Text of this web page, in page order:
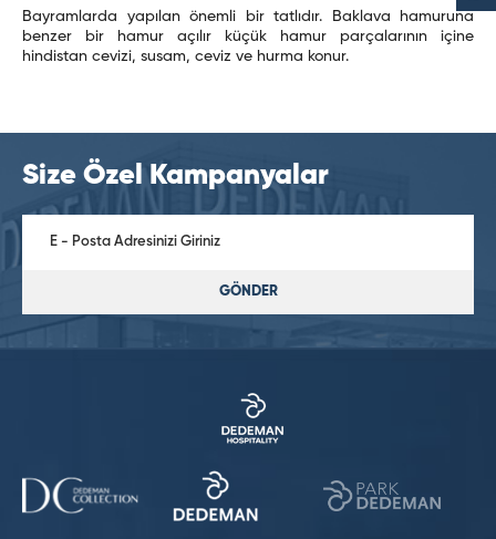
Bayramlarda yapılan önemli bir tatlıdır. Baklava hamuruna
benzer bir hamur açılır küçük hamur parçalarının içine
hindistan cevizi, susam, ceviz ve hurma konur.
Size Özel Kampanyalar
GÖNDER